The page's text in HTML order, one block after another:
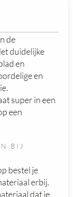
de
duidelijke
en
en
super in een
een
BIJ
bestel je
erbij.
dat je